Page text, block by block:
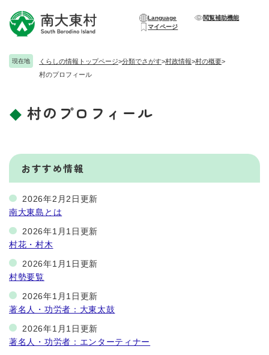
Language
閲覧補助機能
マイページ
現在地 くらしの情報トップページ>分類でさがす>村政情報>村の概要>
村のプロフィール
本
文
村のプロフィール
おすすめ情報
2026年2月2日更新
南大東島とは
2026年1月1日更新
村花・村木
2026年1月1日更新
村勢要覧
2026年1月1日更新
著名人・功労者：大東太鼓
2026年1月1日更新
著名人・功労者：エンターティナー